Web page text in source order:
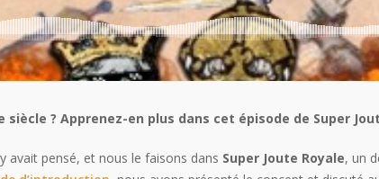
? Apprenez-en plus dans cet épisode de Super
avait pensé, et nous le faisons dans Super Joute Royale, un